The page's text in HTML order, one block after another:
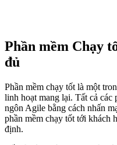
Phần mềm Chạy
đủ
Phần mềm chạy tốt là một
linh hoạt mang lại. Tất cả các
ngôn Agile bằng cách nhấn
phần mềm chạy tốt tới khách
định.